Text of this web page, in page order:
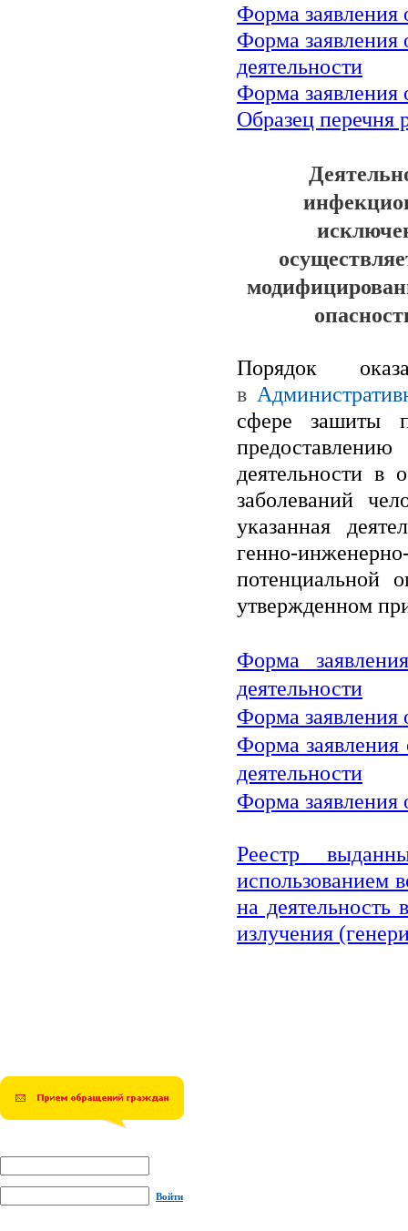
Форма заявления
Форма заявления
деятельности
Форма заявления
Образец перечня
Порядок
в
сфере зашиты
деятельности в
заболеваний
указанная
генно-
потенциальной
утвержденном
Форма
деятельности
Форма заявления
Форма заявления
деятельности
Форма заявления
Реестр
использованием
на деятельность
излучения
Войти